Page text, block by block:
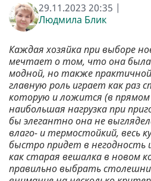
29.11.2023 20:35 |
Людмила Блик
Каждая хозяйка при выборе
мечтает о том, что она была
модной, но также практичной
главную роль играет как раз
которую и ложится (в прямом
наибольшая нагрузка при
бы элегантно она не
влаго- и термостойкий, весь
быстро придет в негодность
как старая вешалка в новом
правильно выбрать